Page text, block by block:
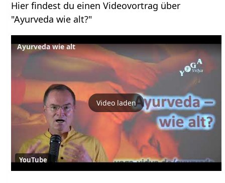
Hier findest du einen Videovortrag über
"Ayurveda wie alt?"
Ayurveda wie alt
Video laden
YouTube